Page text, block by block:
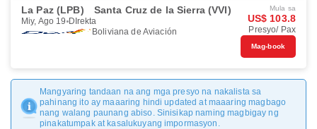
La Paz (LPB) Santa Cruz de la Sierra (VVI)
Miy, Ago 19 DIrekta
Boliviana de Aviación
Mula sa
US$ 103.8
Presyo/ Pax
Mag-book
Mangyaring tandaan na ang mga presyo na nakalista sa
pahinang ito ay maaaring hindi updated at maaaring magbago
nang walang paunang abiso. Sinisikap naming magbigay ng
pinakatumpak at kasalukuyang impormasyon.